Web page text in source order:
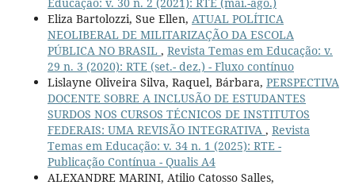
Eliza Bartolozzi, Sue Ellen, ATUAL POLÍTICA
NEOLIBERAL DE MILITARIZAÇÃO DA ESCOLA
PÚBLICA NO BRASIL , Revista Temas em Educação: v.
29 n. 3 (2020): RTE (set.- dez.) - Fluxo contínuo
Lislayne Oliveira Silva, Raquel, Bárbara, PERSPECTIVA
DOCENTE SOBRE A INCLUSÃO DE ESTUDANTES
SURDOS NOS CURSOS TÉCNICOS DE INSTITUTOS
FEDERAIS: UMA REVISÃO INTEGRATIVA , Revista
Temas em Educação: v. 34 n. 1 (2025): RTE -
Publicação Contínua - Qualis A4
ALEXANDRE MARINI, Atilio Catosso Salles,